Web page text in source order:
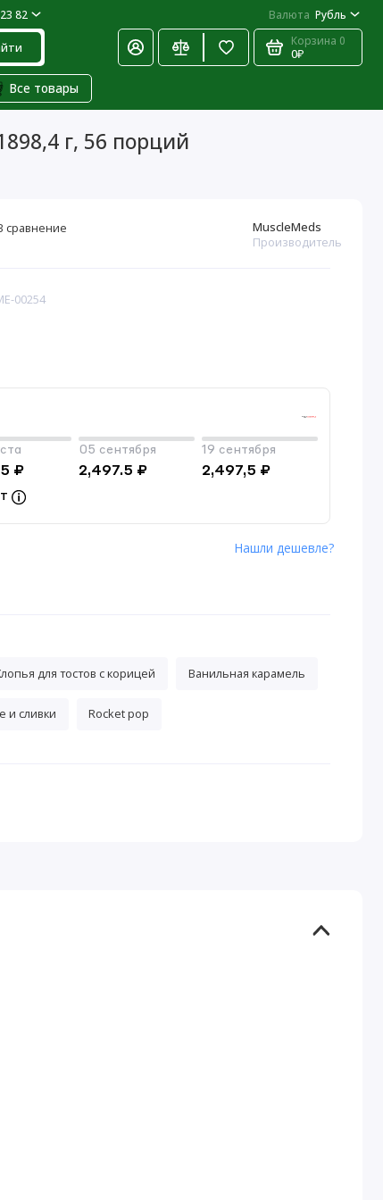
82 Валюта Рубль
Корзина 0
0₽
Все товары
г, 56 порций
00254
MuscleMeds
Производитель
₽
05 сентября
2,497.5 ₽
19 сентября
2,497,5 ₽
Нашли дешевле?
сравнение
для тостов с корицей Ванильная карамель
и сливки Rocket pop